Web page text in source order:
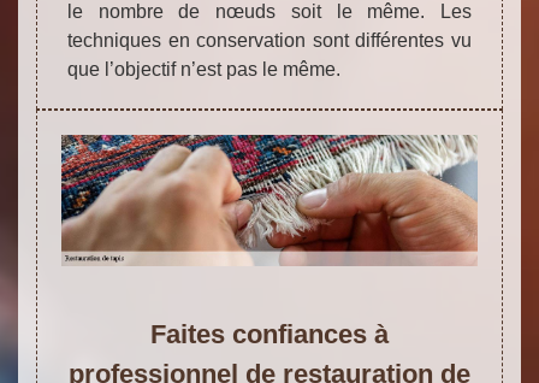
le nombre de nœuds soit le même. Les
techniques en conservation sont différentes vu
que l’objectif n’est pas le même.
Faites confiances à
professionnel de restauration de